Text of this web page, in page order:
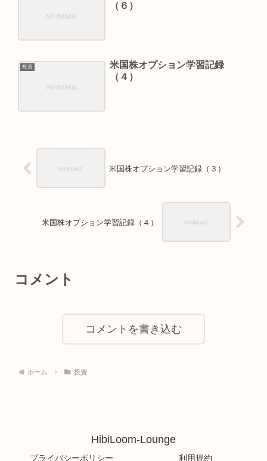
（６）
投資
米国株オプション学習記録
（４）
米国株オプション学習記録（３）
米国株オプション学習記録（４）
コメント
コメントを書き込む
ホーム 投資
HibiLoom-Lounge
プライバシーポリシー 利用規約